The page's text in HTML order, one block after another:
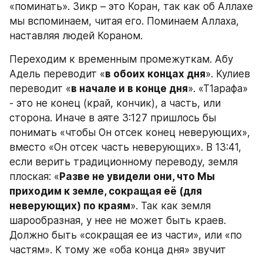
«поминать». Зикр – это Коран, так как об Аллахе
мы вспоминаем, читая его. Поминаем Аллаха,
наставляя людей Кораном.
Переходим к временным промежуткам. Абу
Адель переводит «в обоих концах дня». Кулиев
переводит «в начале и в конце дня». «Т1арафа»
- это не конец (край, кончик), а часть, или
сторона. Иначе в аяте 3:127 пришлось бы
понимать «чтобы Он отсек конец неверующих»,
вместо «Он отсек часть неверующих». В 13:41,
если верить традиционному переводу, земля
плоская: « Разве не увидели они, что Мы
приходим к земле, сокращая её (для
неверующих) по краям». Так как земля
шарообразная, у нее не может быть краев.
Должно быть «сокращая ее из части», или «по
частям». К тому же «оба конца дня» звучит